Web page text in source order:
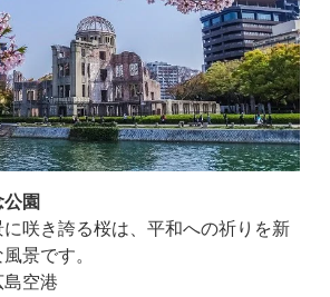
園
咲き誇る桜は、平和への祈りを新
景です。
空港